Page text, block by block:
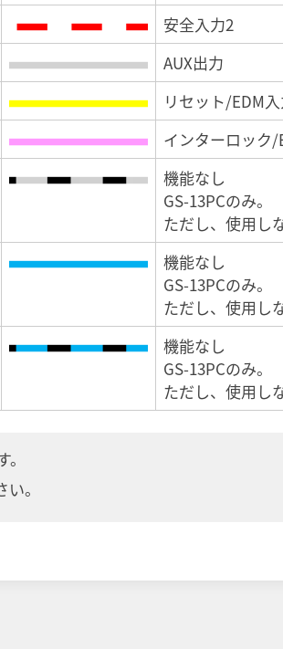
安全入力2
AUX出力
リセット/EDM
インターロック
機能なし
GS-13PCのみ。
ただし、使用し
機能なし
GS-13PCのみ。
ただし、使用し
機能なし
GS-13PCのみ。
ただし、使用し
。